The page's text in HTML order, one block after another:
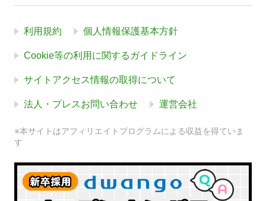
利用規約 個人情報保護基本方針
Cookie等の利用に関するガイドライン
サイトアクセス情報の取得について
法人・プレスお問い合わせ 運営会社
※本サイトはアフィリエイトプログラムによる収益を得ていま
す